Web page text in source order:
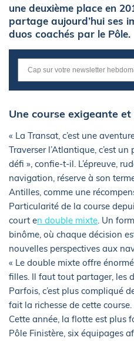
une deuxième place en
partage aujourd’hui ses
duos coachés par le Pôle.
Une course exigeante
« La Transat, c’est une
Traverser l’Atlantique, c’est
défi », confie-t-il. L’épreuve,
navigation, réserve à son
Antilles, comme une
Particularité de la course
court en double mixte. Un
binôme, où chaque décision
nouvelles perspectives aux
« Le double mixte offre
filles. Il faut tout partager, les
Parfois, c’est plus compliqué
fait la richesse de cette course.
Cette année, la flotte est plus
Pôle Finistère, six équipages